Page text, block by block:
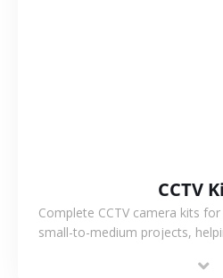
CCTV
Complete CCTV camera kits
small-to-medium projects,